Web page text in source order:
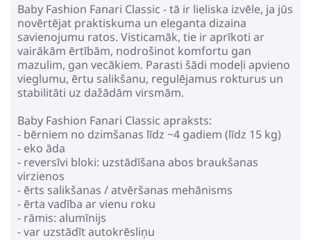
Baby Fashion Fanari Classic - tā ir lieliska izvēle, ja jūs
novērtējat praktiskuma un eleganta dizaina
savienojumu ratos. Visticamāk, tie ir aprīkoti ar
vairākām ērtībām, nodrošinot komfortu gan
mazulim, gan vecākiem. Parasti šādi modeļi apvieno
vieglumu, ērtu salikšanu, regulējamus rokturus un
stabilitāti uz dažādām virsmām.
Baby Fashion Fanari Classic apraksts:
- bērniem no dzimšanas līdz ~4 gadiem (līdz 15 kg)
- eko āda
- reversīvi bloki: uzstādīšana abos braukšanas
virzienos
- ērts salikšanas / atvēršanas mehānisms
- ērta vadība ar vienu roku
- rāmis: alumīnijs
- var uzstādīt autokrēsliņu